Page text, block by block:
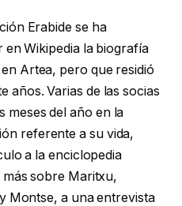
Erabide se ha
Wikipedia la biografía
Artea, pero que residió
años. Varias de las socias
meses del año en la
referente a su vida,
a la enciclopedia
sobre Maritxu,
Montse, a una entrevista